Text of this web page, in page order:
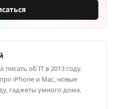
об IT в 2013 году.
iPhone и Mac, новые
гаджеты умного дома,